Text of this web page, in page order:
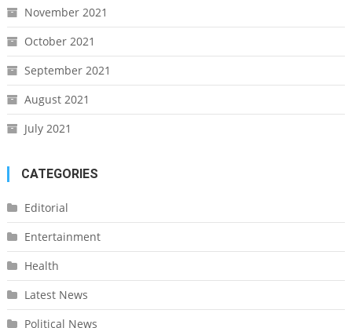
November 2021
October 2021
September 2021
August 2021
July 2021
CATEGORIES
Editorial
Entertainment
Health
Latest News
Political News